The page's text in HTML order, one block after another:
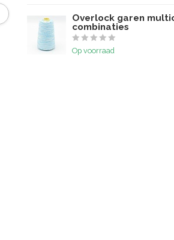
Overlock garen
combinaties
Op voorraad